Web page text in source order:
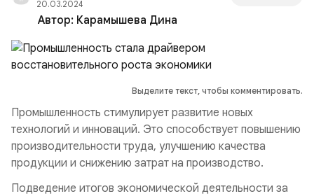
20.03.2024
Автор: Карамышева Дина
Выделите текст, чтобы комментировать.
Промышленность стимулирует развитие новых
технологий и инноваций. Это способствует повышению
производительности труда, улучшению качества
продукции и снижению затрат на производство.
Подведение итогов экономической деятельности за